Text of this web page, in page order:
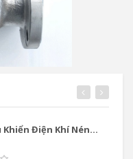
Khiển Điện Khí Nén...